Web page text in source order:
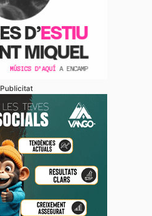
Publicitat